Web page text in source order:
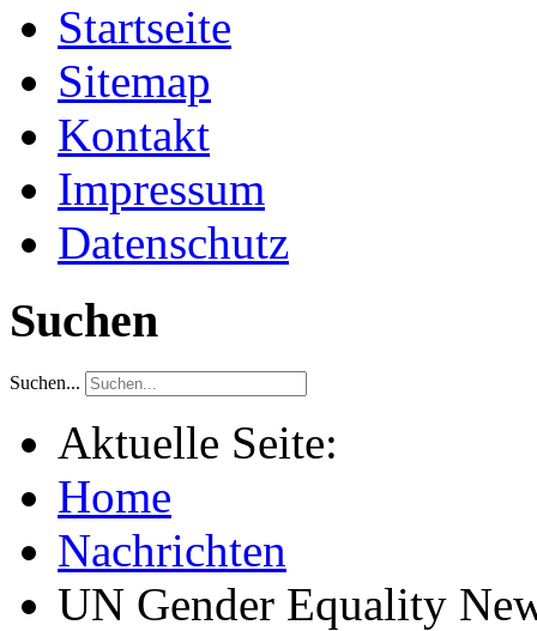
Startseite
Sitemap
Kontakt
Impressum
Datenschutz
Suchen
Suchen...
Aktuelle Seite:
Home
Nachrichten
UN Gender Equality